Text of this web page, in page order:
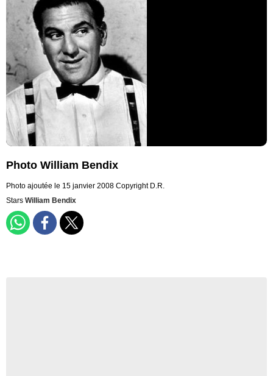
Photo William Bendix
Photo ajoutée le 15 janvier 2008 Copyright D.R.
Stars William Bendix